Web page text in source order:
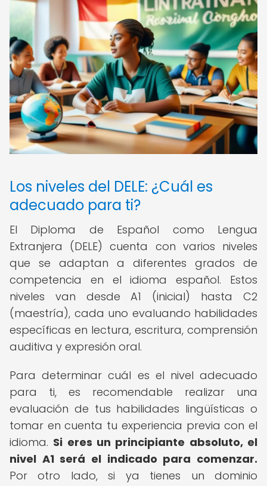
Los niveles del DELE: ¿Cuál es
adecuado para ti?
El Diploma de Español como Lengua
Extranjera (DELE) cuenta con varios niveles
que se adaptan a diferentes grados de
competencia en el idioma español. Estos
niveles van desde A1 (inicial) hasta C2
(maestría), cada uno evaluando habilidades
específicas en lectura, escritura, comprensión
auditiva y expresión oral.
Para determinar cuál es el nivel adecuado
para ti, es recomendable realizar una
evaluación de tus habilidades lingüísticas o
tomar en cuenta tu experiencia previa con el
idioma. Si eres un principiante absoluto, el
nivel A1 será el indicado para comenzar.
Por otro lado, si ya tienes un dominio